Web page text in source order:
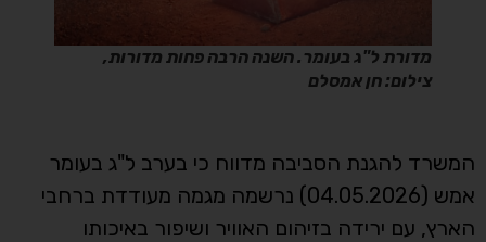
מדורת ל"ג בעומר. השנה הרבה פחות מדורות,
צילום: חן אמסלם
המשרד להגנת הסביבה מדווח כי בערב ל"ג בעומר
אמש (04.05.2026) נרשמה מגמה מעודדת ברחבי
הארץ, עם ירידה בזיהום האוויר ושיפור באיכותו